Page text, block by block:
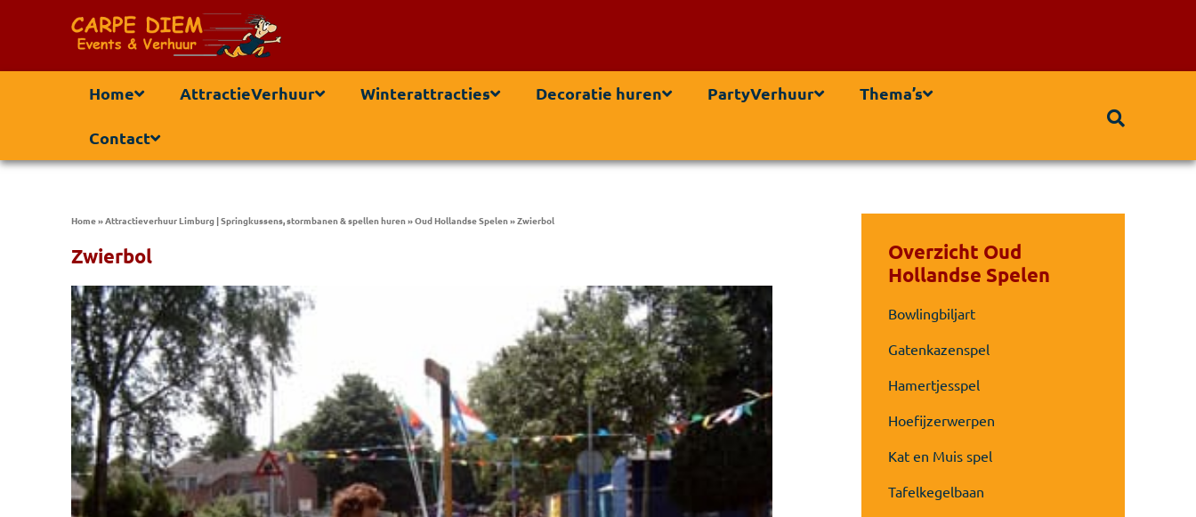
Home AttractieVerhuur Winterattracties Decoratie huren PartyVerhuur Thema’s
Contact
Home»Attractieverhuur Limburg | Springkussens, stormbanen & spellen huren»Oud Hollandse Spelen»Zwierbol
Zwierbol
Overzicht Oud
Hollandse Spelen
Bowlingbiljart
Gatenkazenspel
Hamertjesspel
Hoefijzerwerpen
Kat en Muis spel
Tafelkegelbaan